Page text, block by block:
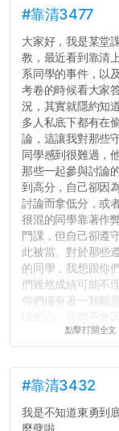
#靠清3477
大家好，我是某堂
教，最近看到靠清
系同學的事件，以
考卷的時候看大家
況，其實就隱約知
多人私底下都有在
論，這讓我對那些
同學感到很難過，
那些一起參與討論
到高分，自己卻因
討論而拿低分，或
很混的同學靠著作
門課，但自己卻遵
此被當。對於那些
的同學，我想跟你
們雖然成績可能不
你們擁有著一顆願
壓力而選擇逃避(作
績無法體現你們的努
往後你們正直的態
讓你們在社會上適
點擊打開全文
#靠清3432
我是不知道東勇到
麼孽啦